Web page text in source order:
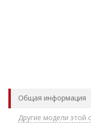
Общая информация
Другие модели этой